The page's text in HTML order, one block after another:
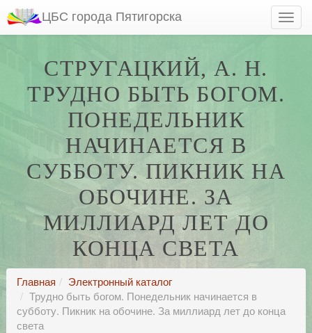
ЦБС города Пятигорска
СТРУГАЦКИЙ, А. Н.
ТРУДНО БЫТЬ БОГОМ.
ПОНЕДЕЛЬНИК
НАЧИНАЕТСЯ В
СУББОТУ. ПИКНИК НА
ОБОЧИНЕ. ЗА
МИЛЛИАРД ЛЕТ ДО
КОНЦА СВЕТА
Главная
Электронный каталог
Трудно быть богом. Понедельник начинается в
субботу. Пикник на обочине. За миллиард лет до конца
света